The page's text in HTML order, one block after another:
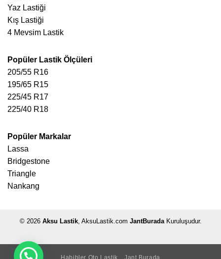
Yaz Lastiği
Kış Lastiği
4 Mevsim Lastik
Popüler Lastik Ölçüleri
205/55 R16
195/65 R15
225/45 R17
225/40 R18
Popüler Markalar
Lassa
Bridgestone
Triangle
Nankang
© 2026 Aksu Lastik, AksuLastik.com JantBuradaKuruluşudur.
Habibler Oto Lastik Jant Burada